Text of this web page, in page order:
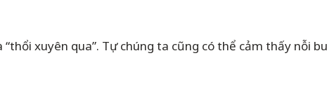
xuyên qua”. Tự chúng ta cũng có thể cảm thấy nỗi